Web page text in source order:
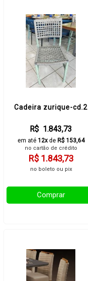
Cadeira zurique-cd.2
R$ 1.843,73
em até 12xde R$ 153,64
no cartão de crédito
R$ 1.843,73
no boleto ou pix
Comprar